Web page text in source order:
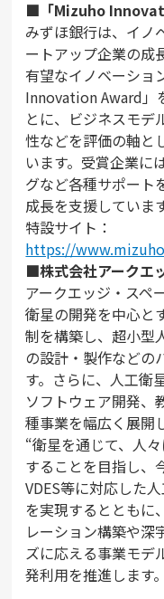
■「Mizuho
みずほ銀行は、イノ
ートアップ企業の成
有望なイノベーショ
Innovation Award」
とに、ビジネスモデ
性などを評価の軸と
います。受賞企業に
グなど各種サポート
成長を支援しています
特設サイト：
https://
■株式会社アークエ
アークエッジ・スペ
衛星の開発を中心と
制を構築し、超小型
の設計・製作などの
す。さらに、人工衛
ソフトウェア開発、
種事業を幅広く展開
“衛星を通じて、人
することを目指し、
VDES等に対応した
を実現するとともに
レーション構築や深
ズに応える事業モデ
発利用を推進します。